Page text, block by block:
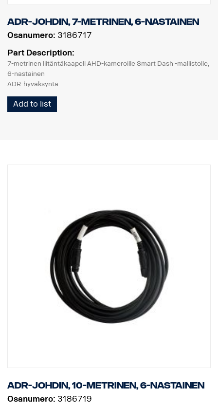
ADR-johdin, 7-metrinen, 6-nastainen
Osanumero: 3186717
Part Description:
7-metrinen liitäntäkaapeli AHD-kameroille Smart Dash -mallistolle,
6-nastainen
ADR-hyväksyntä
Add to list
ADR-johdin, 10-metrinen, 6-nastainen
Osanumero: 3186719